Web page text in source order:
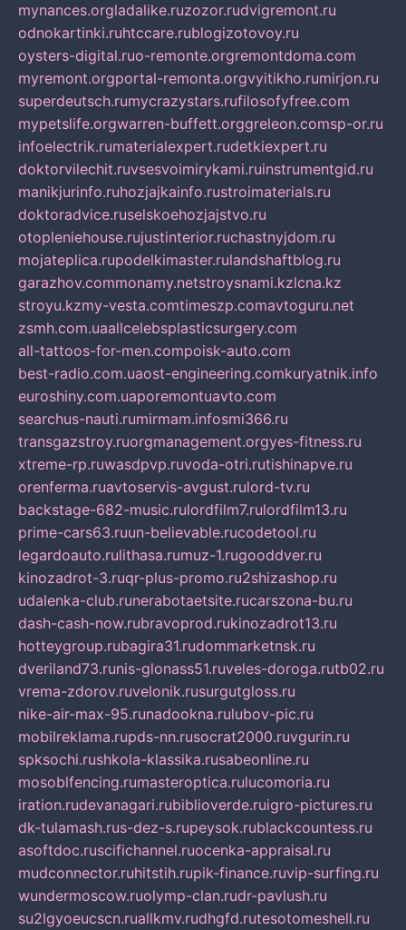
mynances.orgladalike.ruzozor.rudvigremont.ru
odnokartinki.ruhtccare.rublogizotovoy.ru
oysters-digital.ruo-remonte.orgremontdoma.com
myremont.orgportal-remonta.orgvyitikho.rumirjon.ru
superdeutsch.rumycrazystars.rufilosofyfree.com
mypetslife.orgwarren-buffett.orggreleon.comsp-or.ru
infoelectrik.rumaterialexpert.rudetkiexpert.ru
doktorvilechit.ruvsesvoimirykami.ruinstrumentgid.ru
manikjurinfo.ruhozjajkainfo.rustroimaterials.ru
doktoradvice.ruselskoehozjajstvo.ru
otopleniehouse.rujustinterior.ruchastnyjdom.ru
mojateplica.rupodelkimaster.rulandshaftblog.ru
garazhov.commonamy.netstroysnami.kzlcna.kz
stroyu.kzmy-vesta.comtimeszp.comavtoguru.net
zsmh.com.uaallcelebsplasticsurgery.com
all-tattoos-for-men.compoisk-auto.com
best-radio.com.uaost-engineering.comkuryatnik.info
euroshiny.com.uaporemontuavto.com
searchus-nauti.rumirmam.infosmi366.ru
transgazstroy.ruorgmanagement.orgyes-fitness.ru
xtreme-rp.ruwasdpvp.ruvoda-otri.rutishinapve.ru
orenferma.ruavtoservis-avgust.rulord-tv.ru
backstage-682-music.rulordfilm7.rulordfilm13.ru
prime-cars63.ruun-believable.rucodetool.ru
legardoauto.rulithasa.rumuz-1.rugooddver.ru
kinozadrot-3.ruqr-plus-promo.ru2shizashop.ru
udalenka-club.runerabotaetsite.rucarszona-bu.ru
dash-cash-now.rubravoprod.rukinozadrot13.ru
hotteygroup.rubagira31.rudommarketnsk.ru
dveriland73.runis-glonass51.ruveles-doroga.rutb02.ru
vrema-zdorov.ruvelonik.rusurgutgloss.ru
nike-air-max-95.runadookna.rulubov-pic.ru
mobilreklama.rupds-nn.rusocrat2000.ruvgurin.ru
spksochi.rushkola-klassika.rusabeonline.ru
mosoblfencing.rumasteroptica.rulucomoria.ru
iration.rudevanagari.rubiblioverde.ruigro-pictures.ru
dk-tulamash.rus-dez-s.rupeysok.rublackcountess.ru
asoftdoc.ruscifichannel.ruocenka-appraisal.ru
mudconnector.ruhitstih.rupik-finance.ruvip-surfing.ru
wundermoscow.ruolymp-clan.rudr-pavlush.ru
su2lgyoeucscn.ruallkmv.rudhgfd.rutesotomeshell.ru